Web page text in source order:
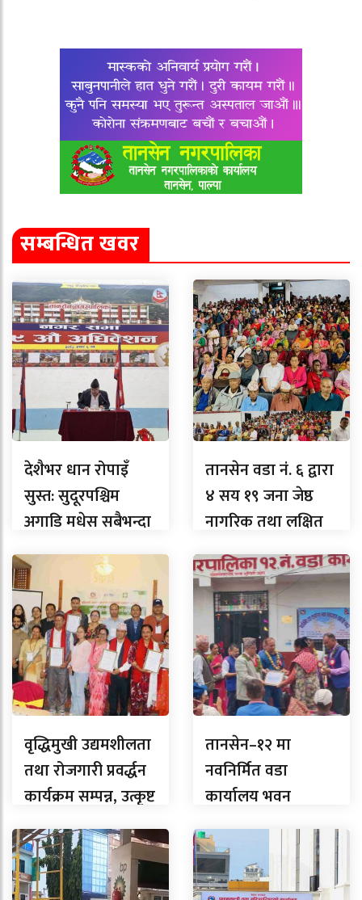
सम्बन्धित खवर
देशैभर धान रोपाइँ
सुस्त: सुदूरपश्चिम
अगाडि मधेस सबैभन्दा
पछाडि, लुम्बिनीमा
कति ?
तानसेन वडा नं. ६ द्वारा
४ सय १९ जना जेष्ठ
नागरिक तथा लक्षित
वर्गलाई सम्मान
वृद्धिमुखी उद्यमशीलता
तथा रोजगारी प्रवर्द्धन
कार्यक्रम सम्पन्न, उत्कृष्ट
उद्यमी सम्मानित
तानसेन–१२ मा
नवनिर्मित वडा
कार्यालय भवन
समुद्घाटन